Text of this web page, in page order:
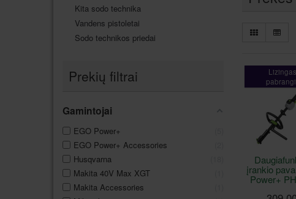
Kita sodo technika
Vandens pistoletai
Sodo technikos priedai
Prekių filtrai
Gamintojai
EGO Power+
EGO Power+ Accessories
Husqvarna
Makita 40V Max XGT
Makita Accessories
įrankio
Power+